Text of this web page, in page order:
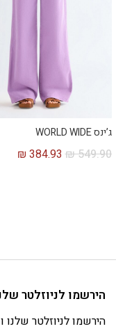
ג’ינס WORLD WIDE
₪549.90
₪ 384.93
הירשמו לניוזלטר
הירשמו לניוזלטר שלנו